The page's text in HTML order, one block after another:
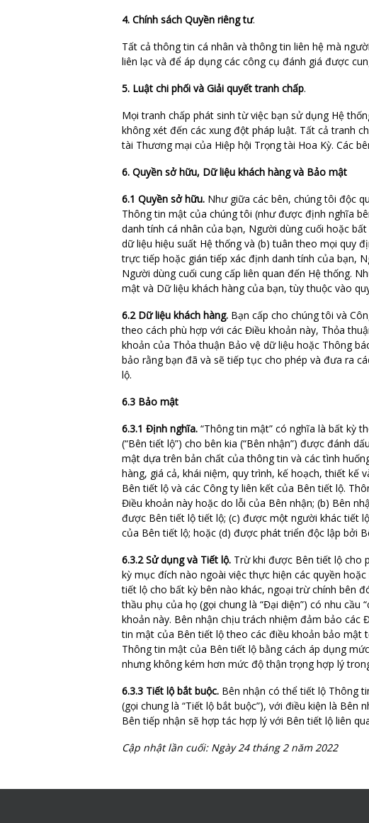
4. Chính sách Quyền riêng tư.
Tất cả thông tin cá nhân và thông tin liên hệ mà
liên lạc và để áp dụng các công cụ đánh giá được
5. Luật chi phối và Giải quyết tranh chấp.
Mọi tranh chấp phát sinh từ việc bạn sử dụng Hệ
không xét đến các xung đột pháp luật. Tất cả tranh
tài Thương mại của Hiệp hội Trọng tài Hoa Kỳ. Các
6. Quyền sở hữu, Dữ liệu khách hàng và Bảo mật
6.1 Quyền sở hữu. Như giữa các bên, chúng tôi độc
Thông tin mật của chúng tôi (như được định nghĩa
danh tính cá nhân của bạn, Người dùng cuối hoặc
dữ liệu hiệu suất Hệ thống và (b) tuân theo mọi quy
trực tiếp hoặc gián tiếp xác định danh tính của bạn,
Người dùng cuối cung cấp liên quan đến Hệ thống.
mật và Dữ liệu khách hàng của bạn, tùy thuộc vào
6.2 Dữ liệu khách hàng. Bạn cấp cho chúng tôi và
theo cách phù hợp với các Điều khoản này, Thỏa
khoản của Thỏa thuận Bảo vệ dữ liệu hoặc Thông
bảo rằng bạn đã và sẽ tiếp tục cho phép và đưa ra
lộ.
6.3 Bảo mật
6.3.1 Định nghĩa. “Thông tin mật” có nghĩa là bất kỳ
(“Bên tiết lộ”) cho bên kia (“Bên nhận”) được đánh
mật dựa trên bản chất của thông tin và các tình
hàng, giá cả, khái niệm, quy trình, kế hoạch, thiết kế
Bên tiết lộ và các Công ty liên kết của Bên tiết lộ.
Điều khoản này hoặc do lỗi của Bên nhận; (b) Bên
được Bên tiết lộ tiết lộ; (c) được một người khác tiết
của Bên tiết lộ; hoặc (d) được phát triển độc lập bởi
6.3.2 Sử dụng và Tiết lộ. Trừ khi được Bên tiết lộ cho
kỳ mục đích nào ngoài việc thực hiện các quyền
tiết lộ cho bất kỳ bên nào khác, ngoại trừ chính bên
thầu phụ của họ (gọi chung là “Đại diện”) có nhu
khoản này. Bên nhận chịu trách nhiệm đảm bảo các
tin mật của Bên tiết lộ theo các điều khoản bảo mật
Thông tin mật của Bên tiết lộ bằng cách áp dụng
nhưng không kém hơn mức độ thận trọng hợp lý
6.3.3 Tiết lộ bắt buộc. Bên nhận có thể tiết lộ Thông
(gọi chung là “Tiết lộ bắt buộc”), với điều kiện là
Bên tiếp nhận sẽ hợp tác hợp lý với Bên tiết lộ liên
Cập nhật lần cuối: Ngày 24 tháng 2 năm 2022